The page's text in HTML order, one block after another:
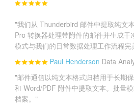
"我们从 Thunderbird 邮件中提取纯文
Pro 转换器处理带附件的邮件并生成
模式与我们的日常数据处理工作流程完
Paul Henderson Data
"邮件通信以纯文本格式归档用于长期
和 Word/PDF 附件中提取文本。批量
档案。"